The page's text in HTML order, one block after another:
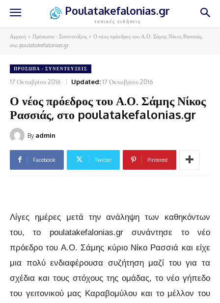
Poulatakefalonias.gr
τοπικές ειδήσεις
Αρχική Πρόσωπα - Συνεντεύξεις
Ο νέος πρόεδρος του Α.Ο. Σάμης Νίκος Ρασσιάς,
στο poulatakefalonias.gr
ΠΡΌΣΩΠΑ - ΣΥΝΕΝΤΕΎΞΕΙΣ
17 Οκτωβρίου 2016 Updated:17 Οκτωβρίου 2016
Ο νέος πρόεδρος του Α.Ο. Σάμης Νίκος
Ρασσιάς, στο poulatakefalonias.gr
By admin
Facebook Twitter Pinterest
Λίγες ημέρες μετά την ανάληψη των καθηκόντων
του, το poulatakefalonias.gr συνάντησε το νέο
πρόεδρο του Α.Ο. Σάμης κύριο Νίκο Ρασσιά και είχε
μια πολύ ενδιαφέρουσα συζήτηση μαζί του για τα
σχέδια και τους στόχους της ομάδας, το νέο γήπεδο
του γειτονικού μας Καραβομύλου και το μέλλον του